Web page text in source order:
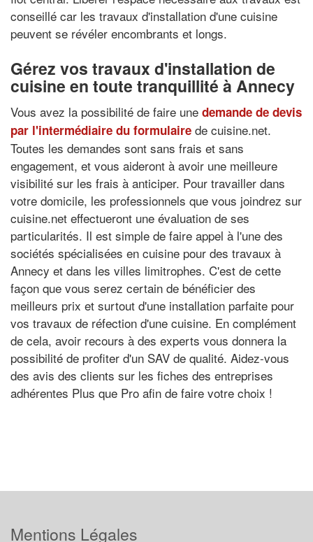
conseillé car les travaux d'installation d'une cuisine
peuvent se révéler encombrants et longs.
Gérez vos travaux d'installation de
cuisine en toute tranquillité à Annecy
Vous avez la possibilité de faire une demande de devis
par l'intermédiaire du formulaire de cuisine.net.
Toutes les demandes sont sans frais et sans
engagement, et vous aideront à avoir une meilleure
visibilité sur les frais à anticiper. Pour travailler dans
votre domicile, les professionnels que vous joindrez sur
cuisine.net effectueront une évaluation de ses
particularités. Il est simple de faire appel à l'une des
sociétés spécialisées en cuisine pour des travaux à
Annecy et dans les villes limitrophes. C'est de cette
façon que vous serez certain de bénéficier des
meilleurs prix et surtout d'une installation parfaite pour
vos travaux de réfection d'une cuisine. En complément
de cela, avoir recours à des experts vous donnera la
possibilité de profiter d'un SAV de qualité. Aidez-vous
des avis des clients sur les fiches des entreprises
adhérentes Plus que Pro afin de faire votre choix !
Mentions Légales